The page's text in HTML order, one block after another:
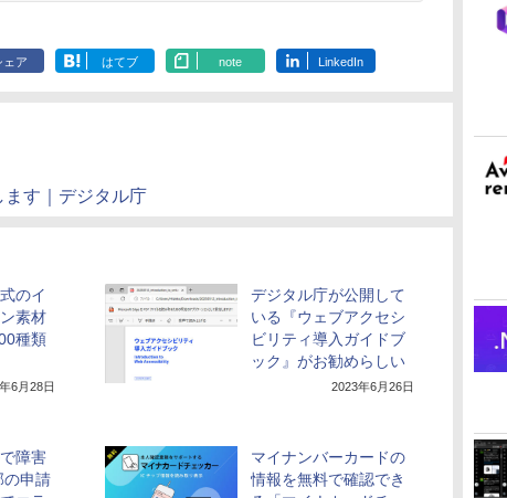
ェア はてブ note LinkedIn
す｜デジタル庁
のイ
素材
種類
6月28日
デジタル庁が公開して
いる『ウェブアクセシ
ビリティ導入ガイドブ
ック』がお勧めらしい
2023年6月26日
障害
の申請
マイナンバーカードの
情報を無料で確認でき